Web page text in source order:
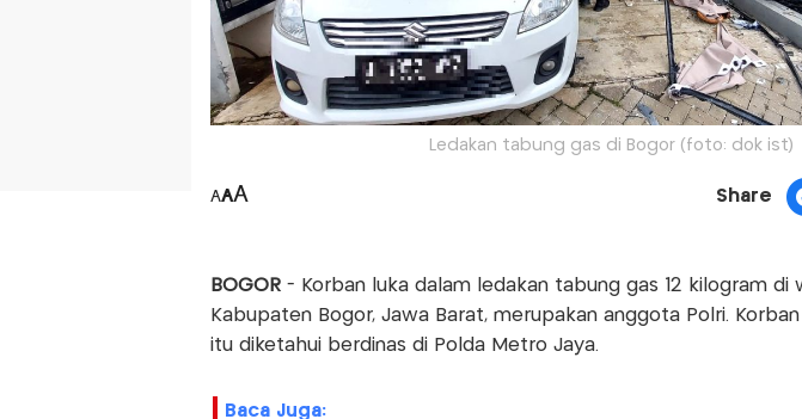
Ledakan tabung gas di Bogor (foto: dok ist)
AAA Share
BOGOR- Korban luka dalam ledakan tabung gas 12 kilogram di
Kabupaten Bogor, Jawa Barat, merupakan anggota Polri.
itu diketahui berdinas di Polda Metro Jaya.
Baca Juga: